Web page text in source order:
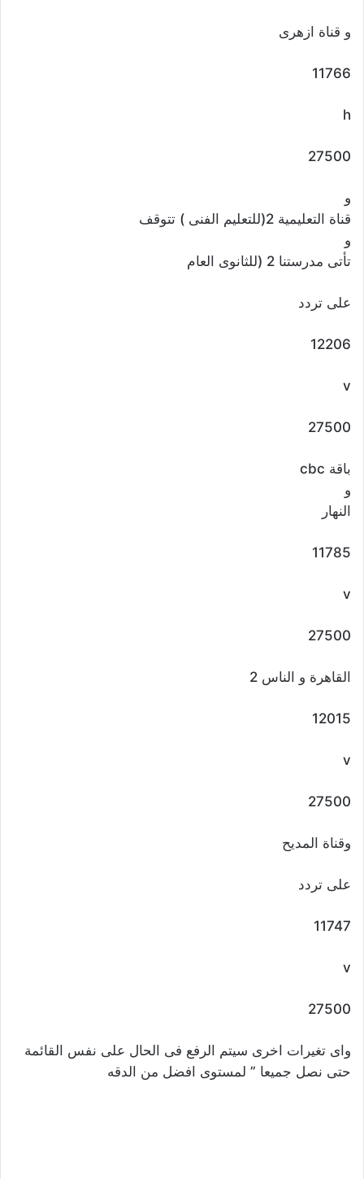
و قناة ازهرى
11766
h
27500
و
قناة التعليمية 2(للتعليم الفنى ) تتوقف
و
تأتى مدرستنا 2 (للثانوى العام
على تردد
12206
v
27500
باقة cbc
و
النهار
11785
v
27500
القاهرة و الناس 2
12015
v
27500
وقناة المديح
على تردد
11747
v
27500
واى تغيرات اخرى سيتم الرفع فى الحال على نفس القائمة
حتى نصل جميعا ” لمستوى افضل من الدقه